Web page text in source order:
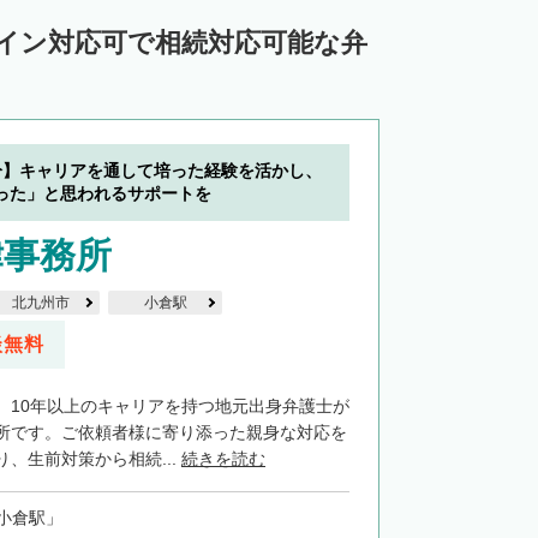
ン対応可で相続対応可能な弁
キャリアを通して培った経験を活かし、
た」と思われるサポートを
務所
北九州市 小倉駅
料
10年以上のキャリアを持つ地元出身弁護士が
です。ご依頼者様に寄り添った親身な対応を
、生前対策から相続... 続きを読む
倉駅」